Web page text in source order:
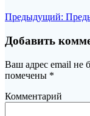
Предыдущий:
Добавить
Ваш адрес email не
помечены *
Комментарий